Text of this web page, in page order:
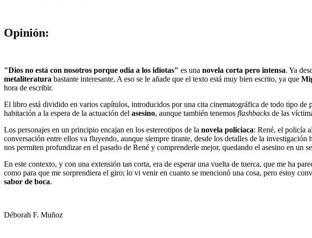
Opinión:
"Dios no está con nosotros porque odia a los idiotas" es una novela corta pero intensa. Ya
metaliteratura bastante interesante. A eso se le añade que el texto está muy bien escrito, ya que
hora de escribir.
El libro está dividido en varios capítulos, introducidos por una cita cinematográfica de todo tipo de
habitación a la espera de la actuación del asesino, aunque también tenemos flashbacks de las
Los personajes en un principio encajan en los estereotipos de la novela policiaca: René, el policía
conversación entre ellos va fluyendo, aunque siempre tirante, desde los detalles de la
nos permiten profundizar en el pasado de René y comprenderle mejor, quedando el asesino en un
En este contexto, y con una extensión tan corta, era de esperar una vuelta de tuerca, que me ha
como para que me sorprendiera el giro; lo vi venir en cuanto se mencionó una cosa, pero estoy
sabor de boca.
Déborah F. Muñoz